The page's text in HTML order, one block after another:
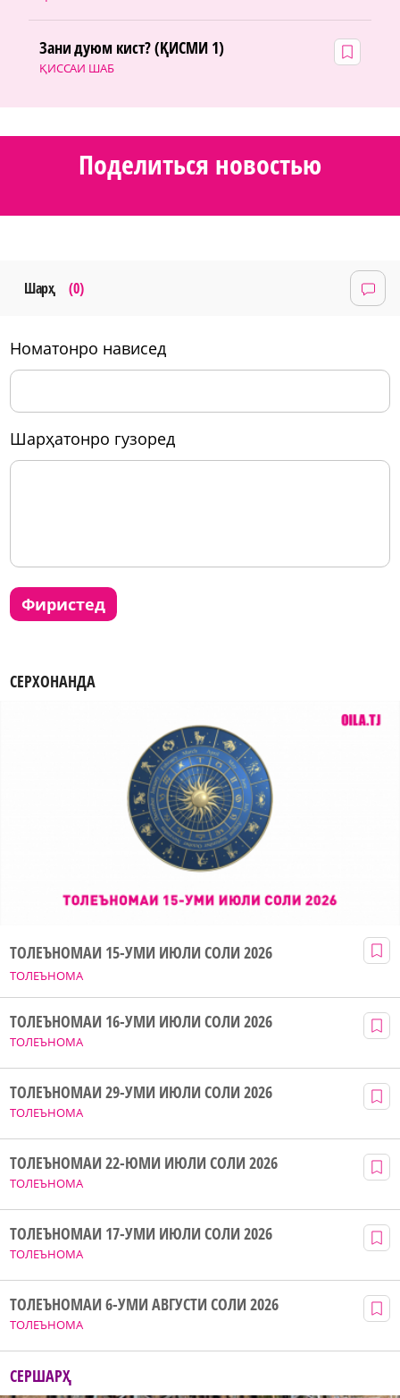
ҚИССАИ ШАБ
Зани дуюм кист? (ҚИСМИ 1)
Поделиться новостью
Шарҳ (0)
номатонро нависед
шарҳатонро гузоред
фиристед
СЕРХОНАНДА
ТОЛЕЪНОМА
ТОЛЕЪНОМАИ 15-УМИ ИЮЛИ СОЛИ 2026
ТОЛЕЪНОМА
ТОЛЕЪНОМАИ 16-УМИ ИЮЛИ СОЛИ 2026
ТОЛЕЪНОМА
ТОЛЕЪНОМАИ 29-УМИ ИЮЛИ СОЛИ 2026
ТОЛЕЪНОМА
ТОЛЕЪНОМАИ 22-ЮМИ ИЮЛИ СОЛИ 2026
ТОЛЕЪНОМА
ТОЛЕЪНОМАИ 17-УМИ ИЮЛИ СОЛИ 2026
ТОЛЕЪНОМА
ТОЛЕЪНОМАИ 6-УМИ АВГУСТИ СОЛИ 2026
СЕРШАРҲ